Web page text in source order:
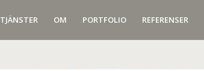
TJÄNSTER OM PORTFOLIO REFERENSER